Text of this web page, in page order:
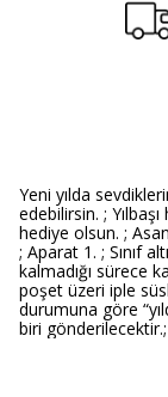
Yeni yılda
edebilirsin. ;
hediye olsun. ;
; Aparat 1. ; Sınıf
kalmadığı sürece
poşet üzeri iple
durumuna göre
biri gönderilecektir.;